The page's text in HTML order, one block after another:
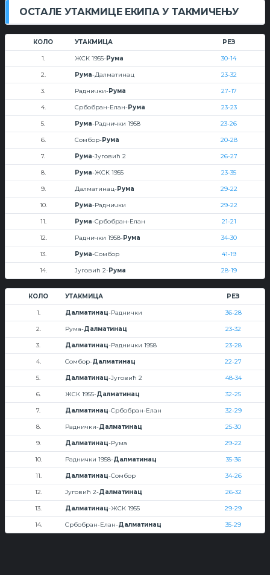
ОСТАЛЕ УТАКМИЦЕ ЕКИПА У ТАКМИЧЕЊУ
КОЛО УТАКМИЦА РЕЗ
1. ЖСК 1955-Рума 30-14
2. Рума-Далматинац 23-32
3. Раднички-Рума 27-17
4. Србобран-Елан-Рума 23-23
5. Рума-Раднички 1958 23-26
6. Сомбор-Рума 20-28
7. Рума-Југовић 2 26-27
8. Рума-ЖСК 1955 23-35
9. Далматинац-Рума 29-22
10. Рума-Раднички 29-22
11. Рума-Србобран-Елан 21-21
12. Раднички 1958-Рума 34-30
13. Рума-Сомбор 41-19
14. Југовић 2-Рума 28-19
КОЛО УТАКМИЦА РЕЗ
1. Далматинац-Раднички 36-28
2. Рума-Далматинац 23-32
3. Далматинац-Раднички 1958 23-28
4. Сомбор-Далматинац 22-27
5. Далматинац-Југовић 2 48-34
6. ЖСК 1955-Далматинац 32-25
7. Далматинац-Србобран-Елан 32-29
8. Раднички-Далматинац 25-30
9. Далматинац-Рума 29-22
10. Раднички 1958-Далматинац 35-36
11. Далматинац-Сомбор 34-26
12. Југовић 2-Далматинац 26-32
13. Далматинац-ЖСК 1955 29-29
14. Србобран-Елан-Далматинац 35-29